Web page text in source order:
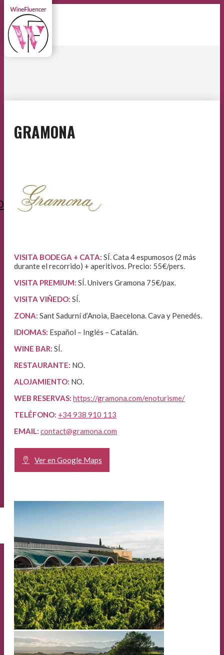
GRAMONA
VISITA BODEGA + CATA: SÍ. Cata 4 espumosos (2 más
durante el recorrido) + aperitivos. Precio: 55€/pers.
VISITA PREMIUM: SÍ. Univers Gramona 75€/pax.
VISITA VIÑEDO: SÍ.
ZONA: Sant Sadurní d’Anoia, Baecelona. Cava y Penedés.
IDIOMAS: Español – Inglés – Catalán.
WINE BAR: SÍ.
RESTAURANTE: NO.
ALOJAMIENTO: NO.
WEB RESERVAS: https://gramona.com/enoturisme/
TELÉFONO: +34 938 910 113
EMAIL: contact@gramona.com
Ver en Google Maps